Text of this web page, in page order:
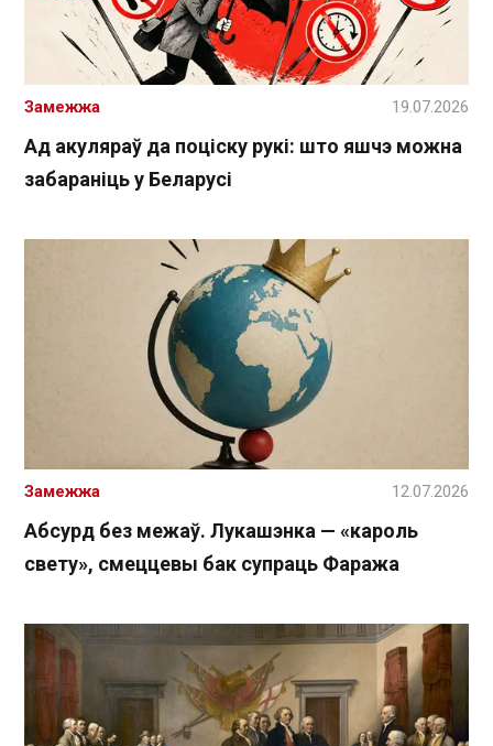
Ад акуляраў да поціску рукі: што яшчэ можна
забараніць у Беларусі
Замежжа 19.07.2026
Абсурд без межаў. Лукашэнка — «кароль
свету», смеццевы бак супраць Фаража
Замежжа 12.07.2026